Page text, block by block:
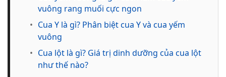
vuông rang muối cực ngon
• Cua Y là gì? Phân biệt cua Y và cua yếm
vuông
• Cua lột là gì? Giá trị dinh dưỡng của cua lột
như thế nào?